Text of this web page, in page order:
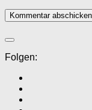
Folgen: